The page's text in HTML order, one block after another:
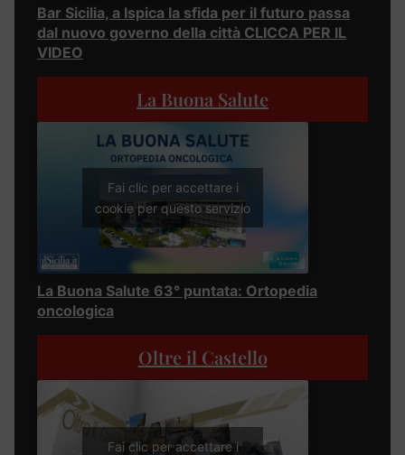
Bar Sicilia, a Ispica la sfida per il futuro passa
dal nuovo governo della città CLICCA PER IL
VIDEO
La Buona Salute
Fai clic per accettare i
cookie per questo servizio
La Buona Salute 63° puntata: Ortopedia
oncologica
Oltre il Castello
Fai clic per accettare i